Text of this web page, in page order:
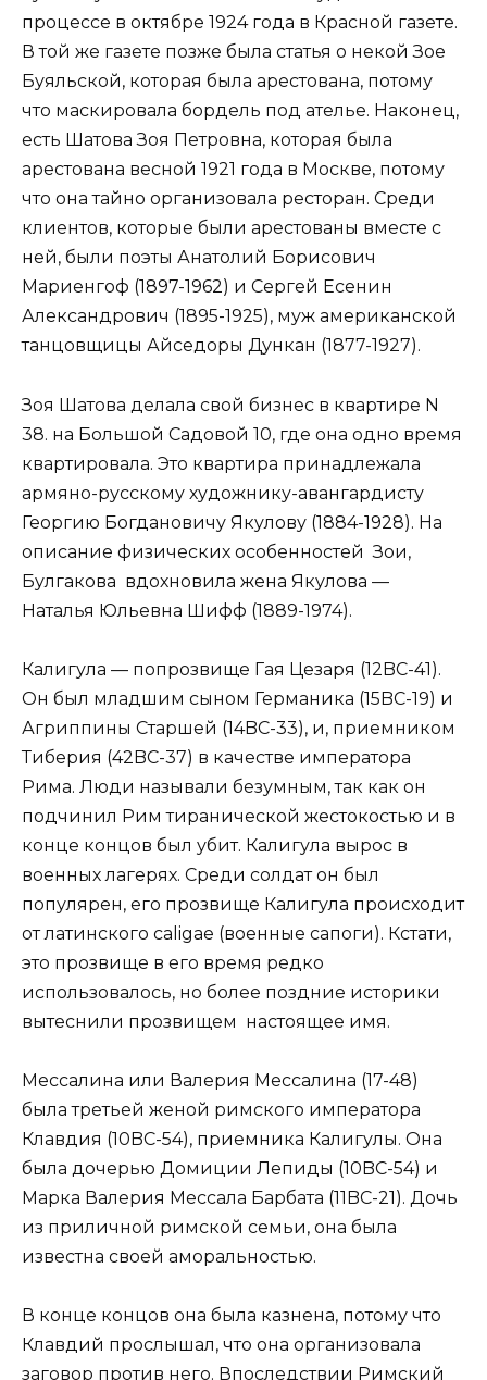
процессе в октябре 1924 года в Красной газете.
В той же газете позже была статья о некой Зое
Буяльской, которая была арестована, потому
что маскировала бордель под ателье. Наконец,
есть Шатова Зоя Петровна, которая была
арестована весной 1921 года в Москве, потому
что она тайно организовала ресторан. Среди
клиентов, которые были арестованы вместе с
ней, были поэты Анатолий Борисович
Мариенгоф (1897-1962) и Сергей Есенин
Александрович (1895-1925), муж американской
танцовщицы Айседоры Дункан (1877-1927).
Зоя Шатова делала свой бизнес в квартире N
38. на Большой Садовой 10, где она одно время
квартировала. Это квартира принадлежала
армяно-русскому художнику-авангардисту
Георгию Богдановичу Якулову (1884-1928). На
описание физических особенностей Зои,
Булгакова вдохновила жена Якулова —
Наталья Юльевна Шифф (1889-1974).
Калигула — попрозвище Гая Цезаря (12BC-41).
Он был младшим сыном Германика (15BC-19) и
Агриппины Старшей (14BC-33), и, приемником
Тиберия (42BC-37) в качестве императора
Рима. Люди называли безумным, так как он
подчинил Рим тиранической жестокостью и в
конце концов был убит. Калигула вырос в
военных лагерях. Среди солдат он был
популярен, его прозвище Калигула происходит
от латинского caligae (военные сапоги). Кстати,
это прозвище в его время редко
использовалось, но более поздние историки
вытеснили прозвищем настоящее имя.
Мессалина или Валерия Мессалина (17-48)
была третьей женой римского императора
Клавдия (10BC-54), приемника Калигулы. Она
была дочерью Домиции Лепиды (10BC-54) и
Марка Валерия Мессала Барбата (11BC-21). Дочь
из приличной римской семьи, она была
известна своей аморальностью.
В конце концов она была казнена, потому что
Клавдий прослышал, что она организовала
заговор против него. Впоследствии Римский